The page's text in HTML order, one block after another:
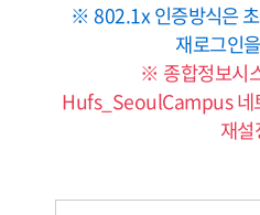
※ 802.1x 인증방식은
재로그인
※ 종합정보시
Hufs_SeoulCampus 네
재